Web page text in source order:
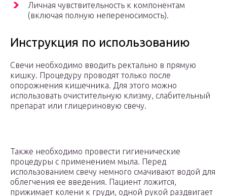
Личная чувствительность к компонентам
(включая полную непереносимость).
Инструкция по использованию
Свечи необходимо вводить ректально в прямую
кишку. Процедуру проводят только после
опорожнения кишечника. Для этого можно
использовать очистительную клизму, слабительный
препарат или глицериновую свечу.
Также необходимо провести гигиенические
процедуры с применением мыла. Перед
использованием свечу немного смачивают водой для
облегчения ее введения. Пациент ложится,
прижимает колени к груди, одной рукой раздвигает